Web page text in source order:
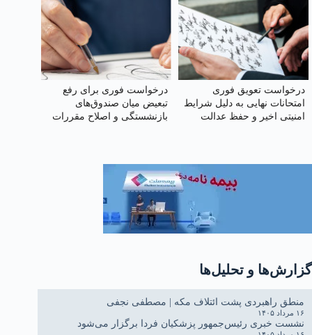
درخواست تعویق فوری
امتحانات نهایی به دلیل شرایط
امنیتی اخیر و حفظ عدالت
درخواست فوری برای رفع
تبعیض میان صندوق‌های
بازنشستگی و اصلاح مقررات
گزارش‌ها و تحلیل‌ها
منطق راهبردی پشت ائتلاف مکه | مصطفی نجفی
۱۶ مرداد ۱۴۰۵
نشست خبری رئیس‌جمهور پزشکیان فردا برگزار می‌شود